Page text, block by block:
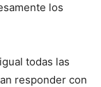
los
todas las
responder con